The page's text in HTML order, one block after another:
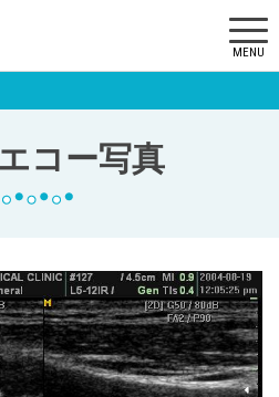
MENU
コー写真